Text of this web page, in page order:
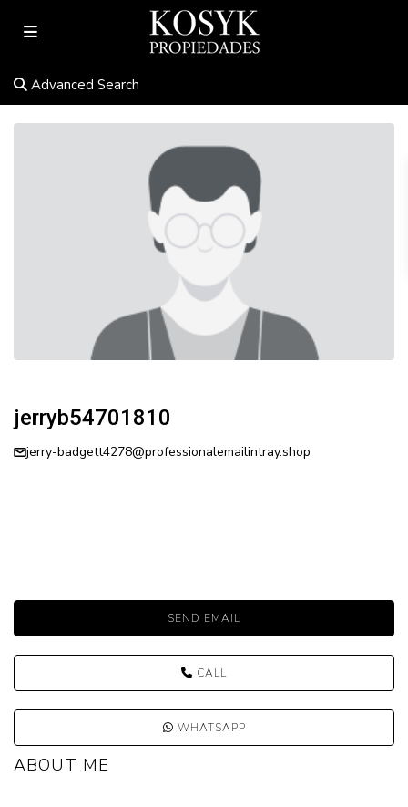
Advanced Search
jerryb54701810
jerry-badgett4278@professionalemailintray.shop
SEND EMAIL
CALL
WHATSAPP
ABOUT ME